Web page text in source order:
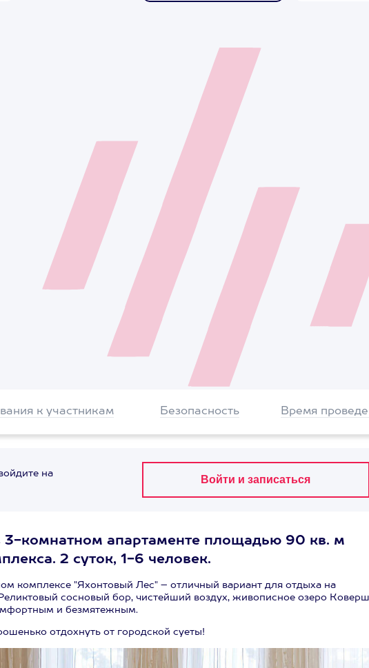
к участникам Безопасность Время
на
комнатном апартаменте площадью 90 кв. м
2 суток, 1-6 человек.
комплексе "Яхонтовый Лес" – отличный вариант для отдыха на
сосновый бор, чистейший воздух, живописное озеро
и безмятежным.
отдохнуть от городской суеты!